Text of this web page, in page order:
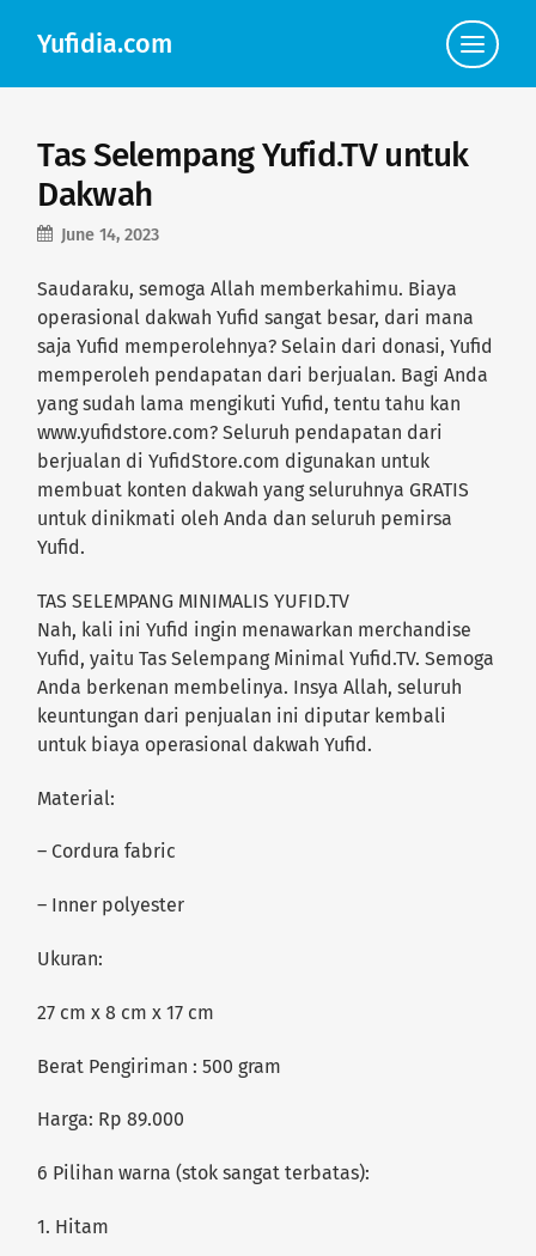
Yufidia.com
Click
to
view
Tas Selempang Yufid.TV untuk
Dakwah
June 14, 2023
Saudaraku, semoga Allah memberkahimu. Biaya
operasional dakwah Yufid sangat besar, dari mana
saja Yufid memperolehnya? Selain dari donasi, Yufid
memperoleh pendapatan dari berjualan. Bagi Anda
yang sudah lama mengikuti Yufid, tentu tahu kan
www.yufidstore.com? Seluruh pendapatan dari
berjualan di YufidStore.com digunakan untuk
membuat konten dakwah yang seluruhnya GRATIS
untuk dinikmati oleh Anda dan seluruh pemirsa
Yufid.
TAS SELEMPANG MINIMALIS YUFID.TV
Nah, kali ini Yufid ingin menawarkan merchandise
Yufid, yaitu Tas Selempang Minimal Yufid.TV. Semoga
Anda berkenan membelinya. Insya Allah, seluruh
keuntungan dari penjualan ini diputar kembali
untuk biaya operasional dakwah Yufid.
Material:
– Cordura fabric
– Inner polyester
Ukuran:
27 cm x 8 cm x 17 cm
Berat Pengiriman : 500 gram
Harga: Rp 89.000
6 Pilihan warna (stok sangat terbatas):
1. Hitam